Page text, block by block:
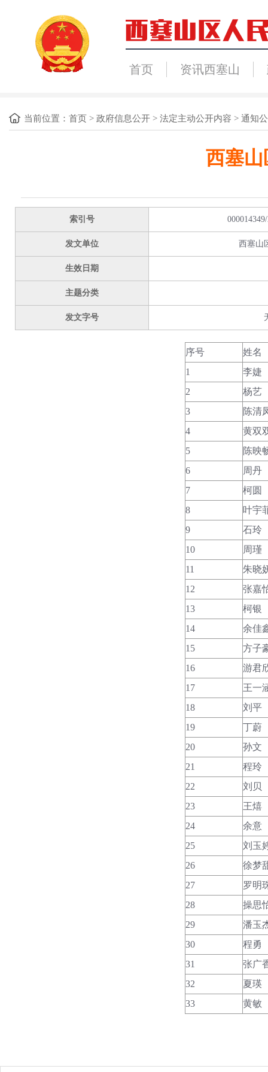
首页 资讯西塞山
当前位置： 首页 > 政府信息公开 > 法定主动公开内容 > 通知
西塞山
索引号
发文单位 西塞山
生效日期
主题分类
发文字号
序号
姓名
1
李婕
2
杨艺
3
陈清
4
黄双
5
陈映
6
周丹
7
柯圆
8
叶宇
9
石玲
10
周瑾
11
朱晓
12
张嘉
13
柯银
14
余佳
15
方子
16
游君
17
王一
18
刘平
19
丁蔚
20
孙文
21
程玲
22
刘贝
23
王熺
24
余意
25
刘玉
26
徐梦
27
罗明
28
操思
29
潘玉
30
程勇
31
张广
32
夏瑛
33
黄敏